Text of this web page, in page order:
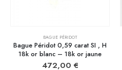
BAGUE PÉRIDOT
Bague Péridot 0,59 carat SI , H
18k or blanc – 18k or jaune
472,00 €